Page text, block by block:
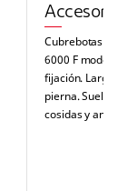
Accesorio
Cubrebotas
6000 F modelo
fijación. Largo
pierna. Suelas
cosidas y